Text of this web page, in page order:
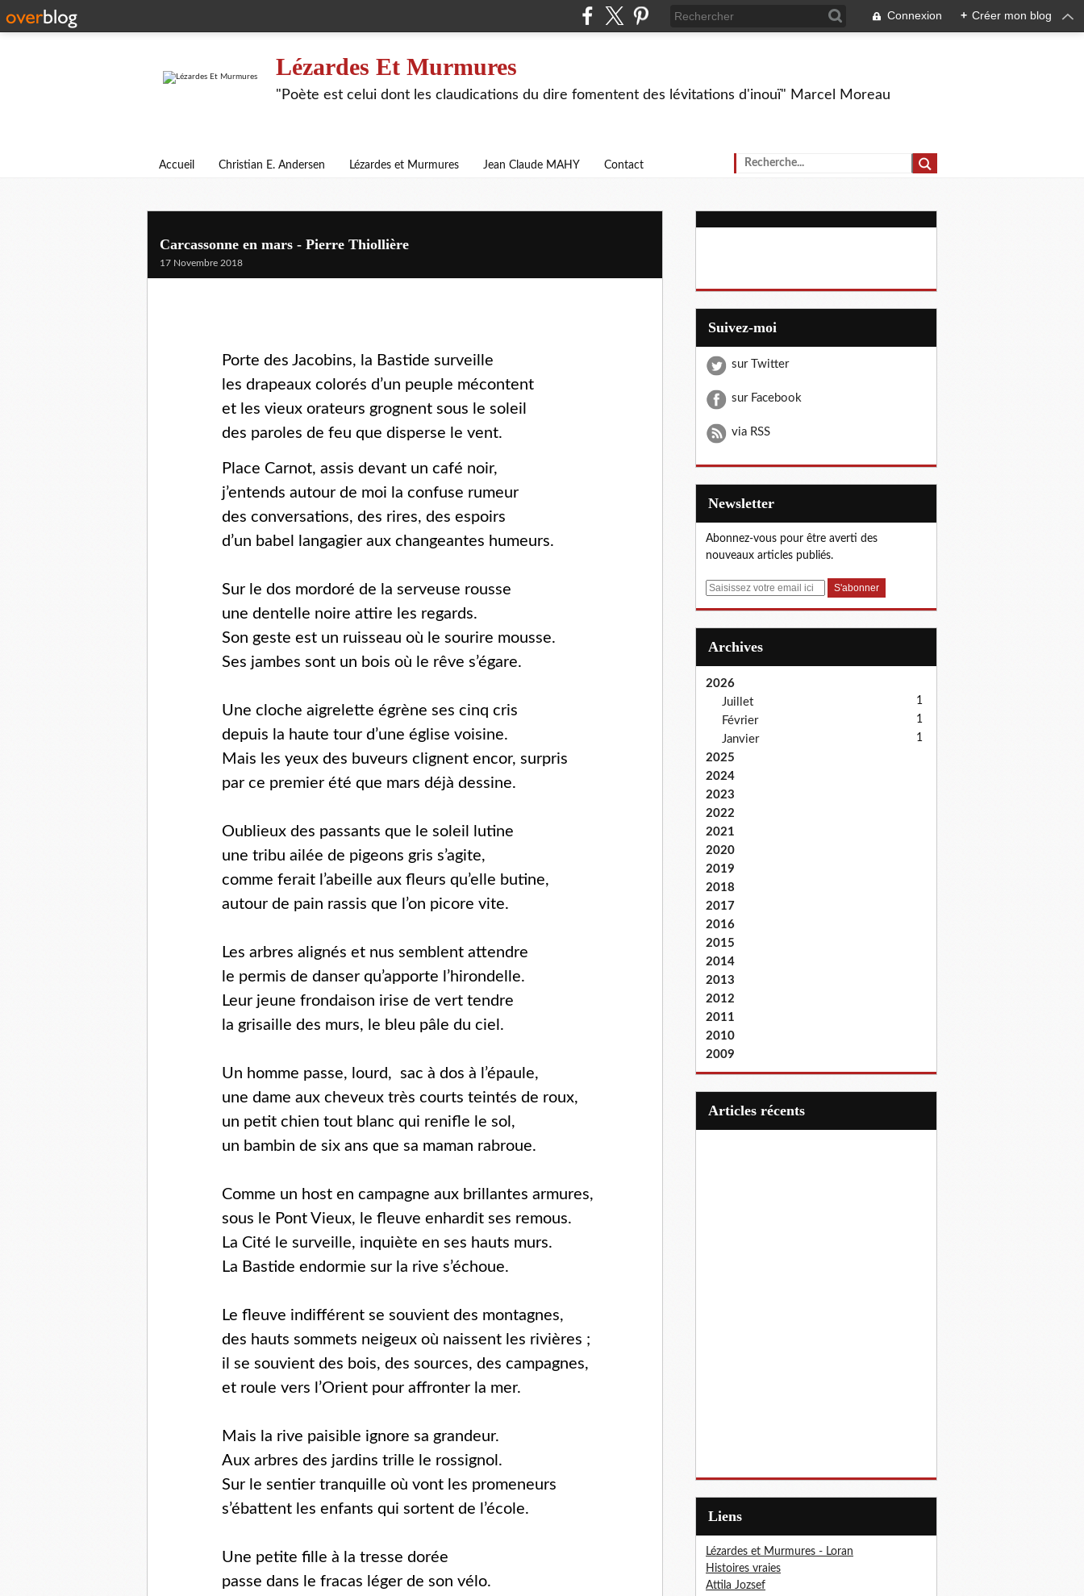
Connexion + Créer mon blog
Lézardes Et Murmures
"Poète est celui dont les claudications du dire fomentent des lévitations d'inouï" Marcel Moreau
Accueil Christian E. Andersen Lézardes et Murmures Jean Claude MAHY Contact
Carcassonne en mars - Pierre Thiollière
17 Novembre 2018
Porte des Jacobins, la Bastide surveille
les drapeaux colorés d’un peuple mécontent
et les vieux orateurs grognent sous le soleil
des paroles de feu que disperse le vent.
Place Carnot, assis devant un café noir,
j’entends autour de moi la confuse rumeur
des conversations, des rires, des espoirs
d’un babel langagier aux changeantes humeurs.
Sur le dos mordoré de la serveuse rousse
une dentelle noire attire les regards.
Son geste est un ruisseau où le sourire mousse.
Ses jambes sont un bois où le rêve s’égare.
Une cloche aigrelette égrène ses cinq cris
depuis la haute tour d’une église voisine.
Mais les yeux des buveurs clignent encor, surpris
par ce premier été que mars déjà dessine.
Oublieux des passants que le soleil lutine
une tribu ailée de pigeons gris s’agite,
comme ferait l’abeille aux fleurs qu’elle butine,
autour de pain rassis que l’on picore vite.
Les arbres alignés et nus semblent attendre
le permis de danser qu’apporte l’hirondelle.
Leur jeune frondaison irise de vert tendre
la grisaille des murs, le bleu pâle du ciel.
Un homme passe, lourd, sac à dos à l’épaule,
une dame aux cheveux très courts teintés de roux,
un petit chien tout blanc qui renifle le sol,
un bambin de six ans que sa maman rabroue.
Comme un host en campagne aux brillantes armures,
sous le Pont Vieux, le fleuve enhardit ses remous.
La Cité le surveille, inquiète en ses hauts murs.
La Bastide endormie sur la rive s’échoue.
Le fleuve indifférent se souvient des montagnes,
des hauts sommets neigeux où naissent les rivières ;
il se souvient des bois, des sources, des campagnes,
et roule vers l’Orient pour affronter la mer.
Mais la rive paisible ignore sa grandeur.
Aux arbres des jardins trille le rossignol.
Sur le sentier tranquille où vont les promeneurs
s’ébattent les enfants qui sortent de l’école.
Une petite fille à la tresse dorée
passe dans le fracas léger de son vélo.
Suivez-moi
sur Twitter
sur Facebook
via RSS
Newsletter
Abonnez-vous pour être averti des
nouveaux articles publiés.
E
Archives
2026
Juillet
1
Février 1
Janvier 1
2025
2024
2023
2022
2021
2020
2019
2018
2017
2016
2015
2014
2013
2012
2011
2010
2009
articles récents
Liens
Lézardes et Murmures - Loran
Histoires vraies
Attila Jozsef